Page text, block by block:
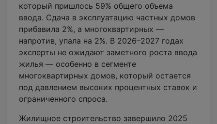
который пришлось 59% общего объема
ввода. Сдача в эксплуатацию частных домов
прибавила 2%, а многоквартирных —
напротив, упала на 2%. В 2026–2027 годах
эксперты не ожидают заметного роста ввода
жилья — особенно в сегменте
многоквартирных домов, который остается
под давлением высоких процентных ставок и
ограниченного спроса.
Жилищное строительство завершило 2025